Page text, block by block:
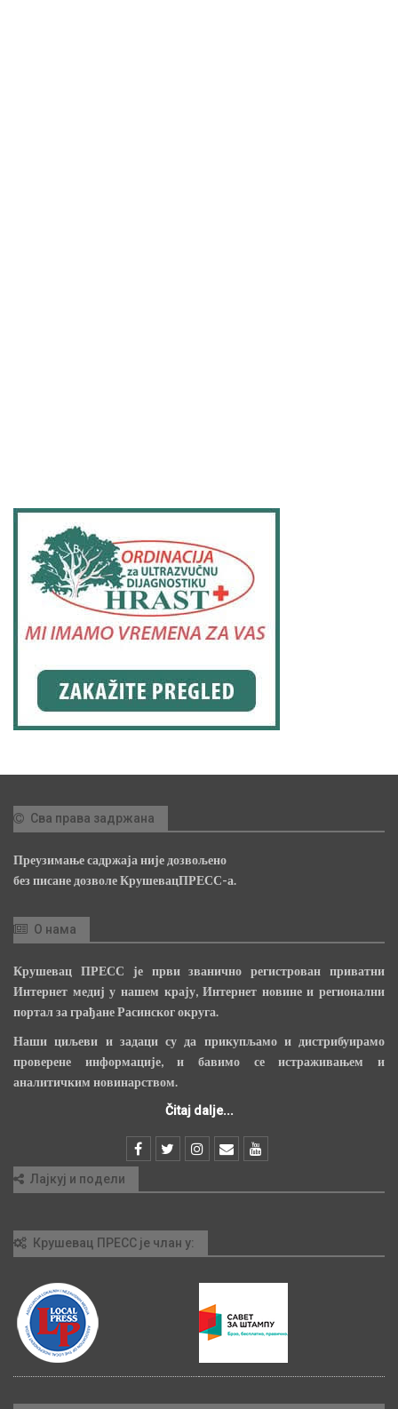
Сва права задржана
Преузимање садржаја није дозвољено
без писане дозволе КрушевацПРЕСС-а.
О нама
Крушевац ПРЕСС је први званично регистрован приватни
Интернет медиј у нашем крају, Интернет новине и регионални
портал за грађане Расинског округа.
Наши циљеви и задаци су да прикупљамо и дистрибуирамо
проверене информације, и бавимо се истраживањем и
аналитичким новинарством.
Čitaj dalje...
Лајкуј и подели
Крушевац ПРЕСС је члан у: